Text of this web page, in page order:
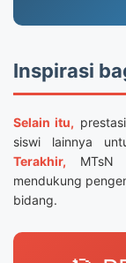
Inspirasi
Selain itu,
siswi lainnya
Terakhir, MTsN
mendukung
bidang.